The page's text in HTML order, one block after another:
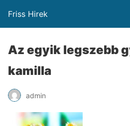
Friss Hirek
Az egyik legszebb
kamilla
admin